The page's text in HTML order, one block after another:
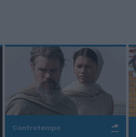
Controtempo